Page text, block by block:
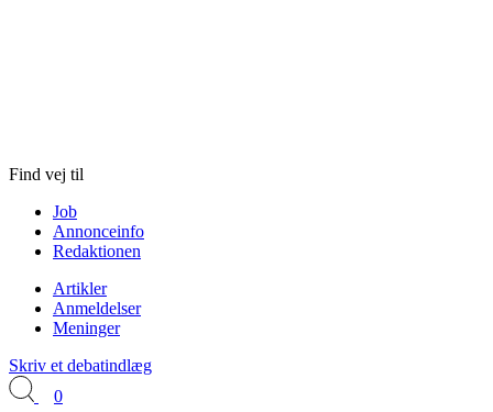
Find vej til
Job
Annonceinfo
Redaktionen
Artikler
Anmeldelser
Meninger
Skriv et debatindlæg
0